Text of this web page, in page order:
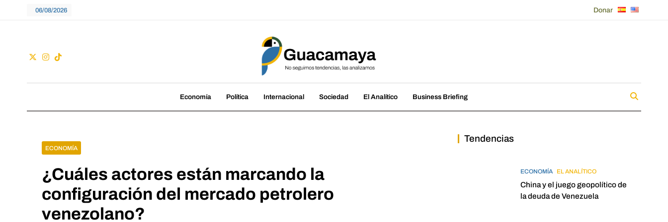
06/08/2026 Donar
Guacamaya
Economía Política Internacional Sociedad El Analítico Business Briefing
ECONOMÍA
¿Cuáles actores están marcando la
configuración del mercado petrolero
venezolano?
Tendencias
ECONOMÍA EL ANALÍTICO
China y el juego geopolítico de
la deuda de Venezuela